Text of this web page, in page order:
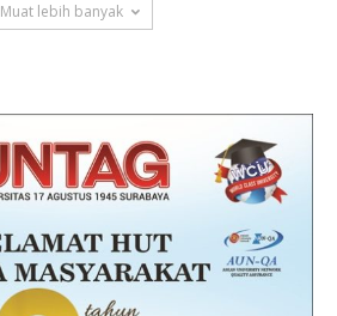
Muat lebih banyak